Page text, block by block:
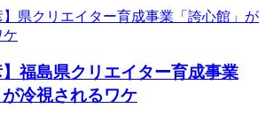
】福島県クリエイター育成事業
が冷視されるワケ